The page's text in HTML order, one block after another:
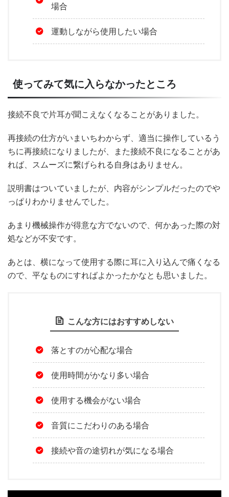
場合
運動しながら使用したい場合
使ってみて気に入らなかったところ
接続不良で片耳が聞こえなくなることがありました。
再接続の仕方がいまいちわからず、適当に操作しているう
ちに再接続になりましたが、また接続不良になることがあ
れば、スムーズに繋げられる自身はありません。
説明書はついていましたが、内容がシンプルだったのでや
っぱりわかりませんでした。
あまり機械操作が得意な方でないので、何かあった際の対
処などが不安です。
あとは、横になって使用する際に耳に入り込んで痛くなる
ので、平なものにすればよかったかなとも思いました。
こんな方にはおすすめしない
落とすのが心配な場合
使用時間がかなり多い場合
使用する機会がない場合
音質にこだわりのある場合
接続や音の途切れが気になる場合